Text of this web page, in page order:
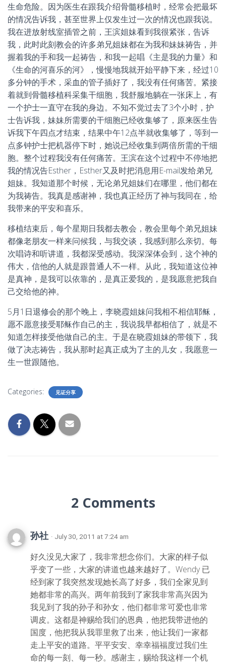
生命危险。因为医生在跟我介绍骨髓移植时，经常会把最坏
的情况告诉我，甚至世界上仅发生过一次的情况也跟我说。
我在进放射线室插管之前，王滨姐妹看到我很紧张，告诉
我，此时此刻教会的许多弟兄姐妹都在为我和妹妹祷告，并
握着我的手和我一起祷告，和我一起唱《主是我的力量》和
《生命的河喜乐的河》，慢慢地我就开始平静下来，经过10
多分钟的手术，采血的管子插好了，我没有任何痛苦。紧接
着就到骨髓移植科采集干细胞，我舒服地躺在一张床上，有
一个护士一直守在我的身边。不知不觉过去了3个小时，护
士告诉我，妹妹所需要的干细胞已经收集够了，原来医生告
诉我下午四点才结束，结果中午12点半就收集够了，等到一
点多钟护士把机器停下时，她说已经收集到两倍所需的干细
胞。整个过程我没有任何痛苦。王滨在这个过程中不停地把
我的情况告Esther，Esther又及时把消息用E-mail发给弟兄
姐妹。我知道那个时候，无论弟兄姐妹们在哪里，他们都在
为我祷告。我真是感谢神，我也真正经历了神与我同在，给
我带来的平安和喜乐。
移植结束后，每个星期日我都去教会，教会里每个弟兄姐妹
都像老朋友一样来问候我，与我交谈，我感到那么亲切。每
次唱诗和听讲道，我都深受感动。我深深体会到，这个神的
伟大，信他的人就是跟普通人不一样。从此，我知道这位神
是真神，是我可以依靠的，是真正爱我的，是我愿意把我自
己交给他的神。
5月1日退修会的那个晚上，李晓霞姐妹问我相不相信耶稣，
愿不愿意接受耶稣作自己的主，我说我早都相信了，就是不
知道怎样接受他做自己的主。于是在晓霞姐妹的带领下，我
做了决志祷告，我从那时起真正成为了主的儿女，我愿意一
生一世跟随他。
Categories: 见证分享
2 Comments
孙社 · July 30, 2011 at 7:24 am
好久没见大家了，我非常想念你们。大家的样子似
乎变了一些，大家的讲道也越来越好了。Wendy 已
经到家了我突然发现她长高了好多，我们全家见到
她都非常的高兴。两年前我到了家我非常高兴因为
我见到了我的孙子和孙女，他们都非常可爱也非常
调皮。这都是神赐给我们的恩典，他把我带进他的
国度，他把我从我罪里救了出来，他让我们一家都
走上平安的道路。平平安安、幸幸福福度过我们生
命的每一刻、每一秒。感谢主，赐给我这样一个机